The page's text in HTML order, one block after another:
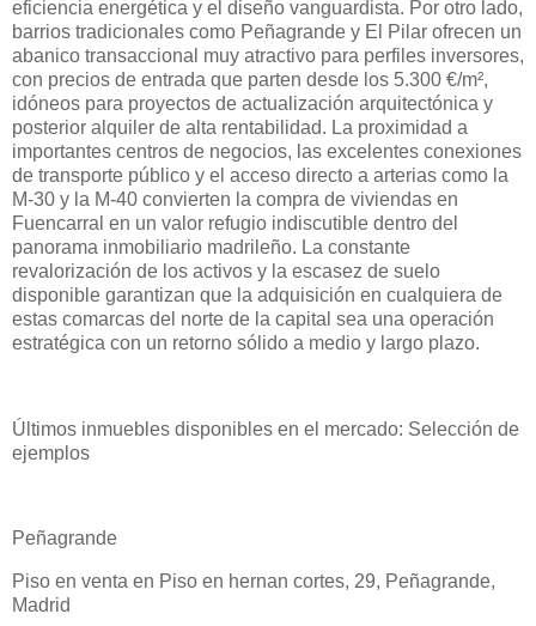
eficiencia energética y el diseño vanguardista. Por otro lado,
barrios tradicionales como Peñagrande y El Pilar ofrecen un
abanico transaccional muy atractivo para perfiles inversores,
con precios de entrada que parten desde los 5.300 €/m²,
idóneos para proyectos de actualización arquitectónica y
posterior alquiler de alta rentabilidad. La proximidad a
importantes centros de negocios, las excelentes conexiones
de transporte público y el acceso directo a arterias como la
M-30 y la M-40 convierten la compra de viviendas en
Fuencarral en un valor refugio indiscutible dentro del
panorama inmobiliario madrileño. La constante
revalorización de los activos y la escasez de suelo
disponible garantizan que la adquisición en cualquiera de
estas comarcas del norte de la capital sea una operación
estratégica con un retorno sólido a medio y largo plazo.
Últimos inmuebles disponibles en el mercado: Selección de
ejemplos
Peñagrande
Piso en venta en Piso en hernan cortes, 29, Peñagrande,
Madrid